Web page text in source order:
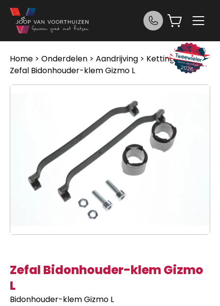
Ga naar de inhoud
Home > Onderdelen > Aandrijving > Kettingen>
Zefal Bidonhouder-klem Gizmo L
Zefal Bidonhouder-klem Gizmo
L
Bidonhouder-klem Gizmo L